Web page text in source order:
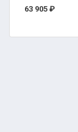
63 905 ₽